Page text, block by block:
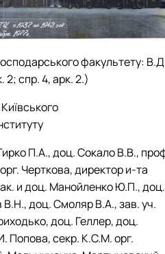
факультету:
2; спр. 4, арк. 2.)
П.А., доц. Сокало В.В.,
Черткова, директор и-та
и доц. Манойленко Ю.П., доц.
доц. Смоляр В.А., зав. уч.
доц. Геллер, доц.
Попова, секр. К.С.М. орг.